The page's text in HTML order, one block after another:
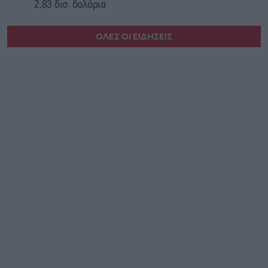
2,83 δισ. δολάρια
ΟΛΕΣ ΟΙ ΕΙΔΗΣΕΙΣ